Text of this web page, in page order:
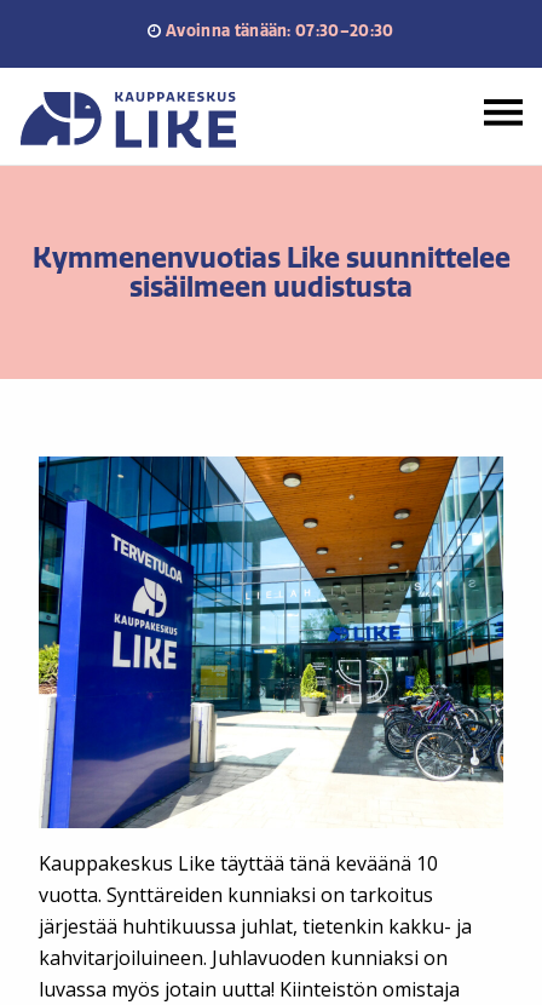
Avoinna tänään: 07:30–20:30
Kymmenenvuotias Like suunnittelee
sisäilmeen uudistusta
Kauppakeskus Like täyttää tänä keväänä 10
vuotta. Synttäreiden kunniaksi on tarkoitus
järjestää huhtikuussa juhlat, tietenkin kakku- ja
kahvitarjoiluineen. Juhlavuoden kunniaksi on
luvassa myös jotain uutta! Kiinteistön omistaja